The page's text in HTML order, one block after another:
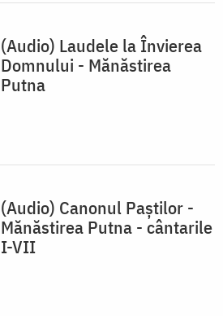
(Audio) Laudele la Învierea
Domnului - Mănăstirea
Putna
(Audio) Canonul Paştilor -
Mănăstirea Putna - cântarile
I-VII